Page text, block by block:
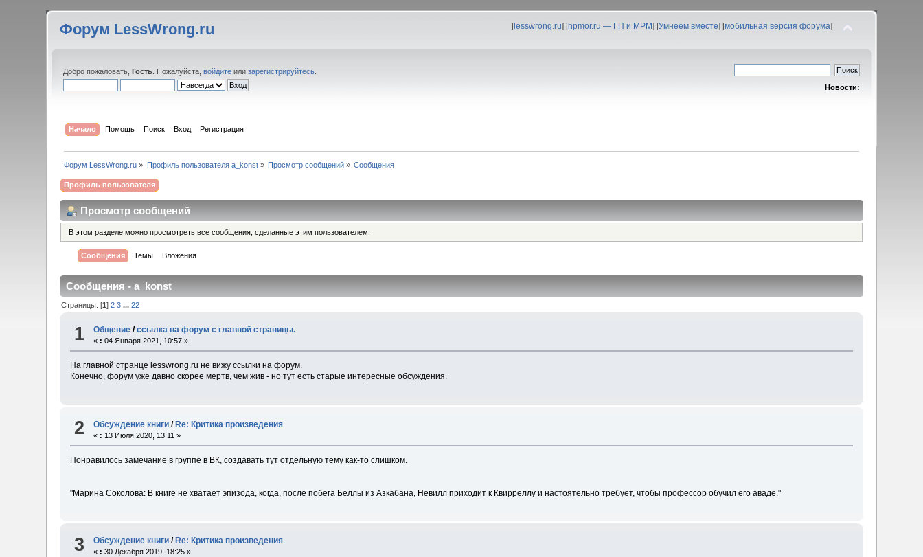
Форум LessWrong.ru [lesswrong.ru] [hpmor.ru — ГП и МРМ] [Умнеем вместе] [мобильная версия форума]
Добро пожаловать,Гость . Пожалуйста,войдите илизарегистрируйтесь
Новости:
Начало Помощь Поиск Вход Регистрация
Форум LessWrong.ru » Профиль пользователя a_konst» Просмотр сообщений » Сообщения
Профиль пользователя
Просмотр сообщений
В этом разделе можно просмотреть все сообщения, сделанные этим пользователем.
Сообщения Темы Вложения
Сообщения - a_konst
Страницы: [1]2 3 ...22
1 Общение /ссылка на форум с главной страницы.
« : 04 Января 2021, 10:57 »
На главной странце lesswrong.ru не вижу ссылки на форум.
Конечно, форум уже давно скорее мертв, чем жив - но тут есть старые интересные обсуждения.
2 Обсуждение книги /Re: Критика произведения
« : 13 Июля 2020, 13:11 »
Понравилось замечание в группе в ВК, создавать тут отдельную тему как-то слишком.
"Марина Соколова: В книге не хватает эпизода, когда, после побега Беллы из Азкабана, Невилл приходит к Квирреллу и настоятельно требует, чтобы профессор обучил его аваде."
3 Обсуждение книги / Re: Критика произведения
« : 30 Декабря 2019, 18:25 »